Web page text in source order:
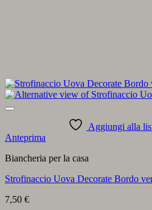
Aggiungi alla
Anteprima
Biancheria per la casa
Strofinaccio Uova Decorate Bordo
7,50 €